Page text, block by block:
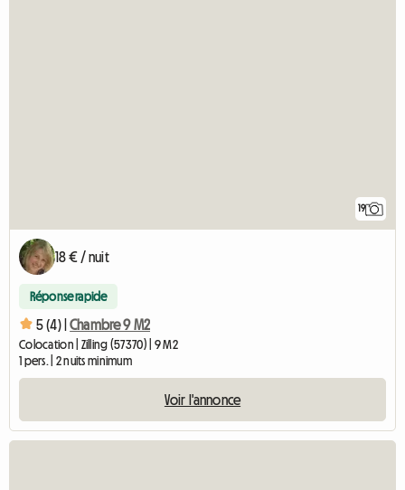
19
18 € / nuit
Réponse rapide
5 (4) | Chambre 9 M2
Colocation | Zilling (57370) | 9 M2
1 pers. | 2 nuits minimum
Voir l'annonce